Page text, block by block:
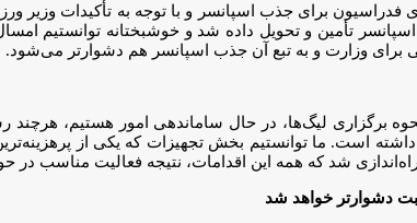
فدراسیون برای جذب اسپانسر و با توجه به تأکیدات
تأمین و تحویل داده شد و خوشبختانه توانستیم
وزارت و به تبع آن جذب اسپانسر هم دشوارتر
برگزاری لیگ‌ها، در حال ساماندهی امور هستیم، هرچند
است. ما توانستیم بخش تجهیزات که یکی از
شد که همه این اقدامات، نتیجه فعالیت مناسب در
دشوارتر خواهد شد